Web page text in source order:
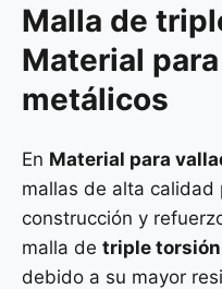
Malla de
Material
metálicos
En Material para
mallas de alta calidad
construcción y
malla de triple torsión
debido a su mayor